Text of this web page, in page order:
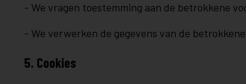
- We vragen toestemming aan de betrokkene
- We verwerken de gegevens van de
5. Cookies